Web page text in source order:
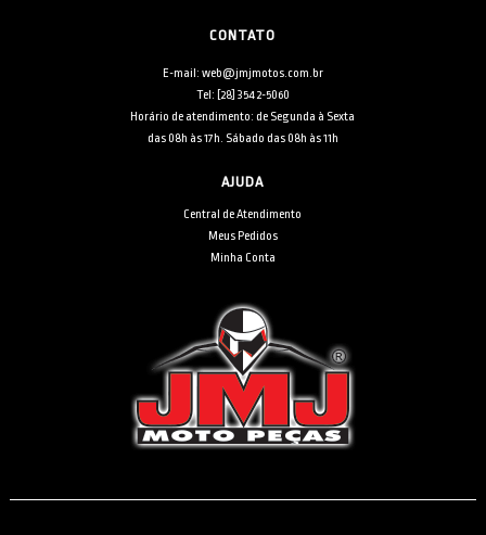
CONTATO
E-mail: web@jmjmotos.com.br
Tel: [28] 3542-5060
Horário de atendimento: de Segunda à Sexta
das 08h às 17h. Sábado das 08h às 11h
AJUDA
Central de Atendimento
Meus Pedidos
Minha Conta